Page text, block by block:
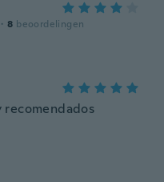
· 8 beoordelingen
recomendados